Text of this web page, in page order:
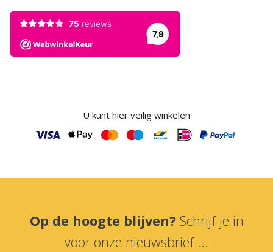
U kunt hier veilig winkelen
Op de hoogte blijven? Schrijf je in
voor onze nieuwsbrief ...